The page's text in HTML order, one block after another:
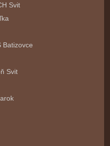
Svit
Batizovce
Svit